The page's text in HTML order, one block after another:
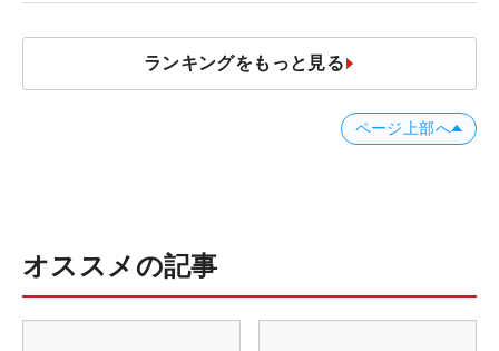
ランキングをもっと見る
ページ上部へ
オススメの記事